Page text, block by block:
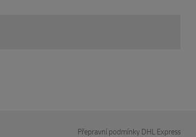
Přepravní podmínky DHL Express